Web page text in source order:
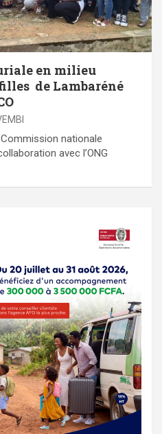
en milieu
de Lambaréné
nationale
avec l’ONG